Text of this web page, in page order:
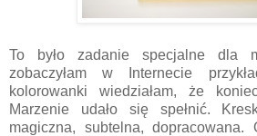
To było zadanie specjalne dla
zobaczyłam w Internecie
kolorowanki wiedziałam, że
Marzenie udało się spełnić.
magiczna, subtelna, dopracowana.